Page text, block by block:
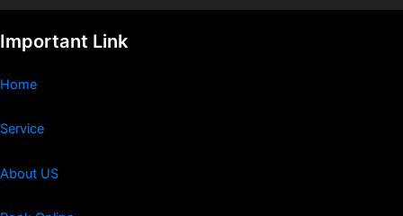
Important Link
Home
Service
About US